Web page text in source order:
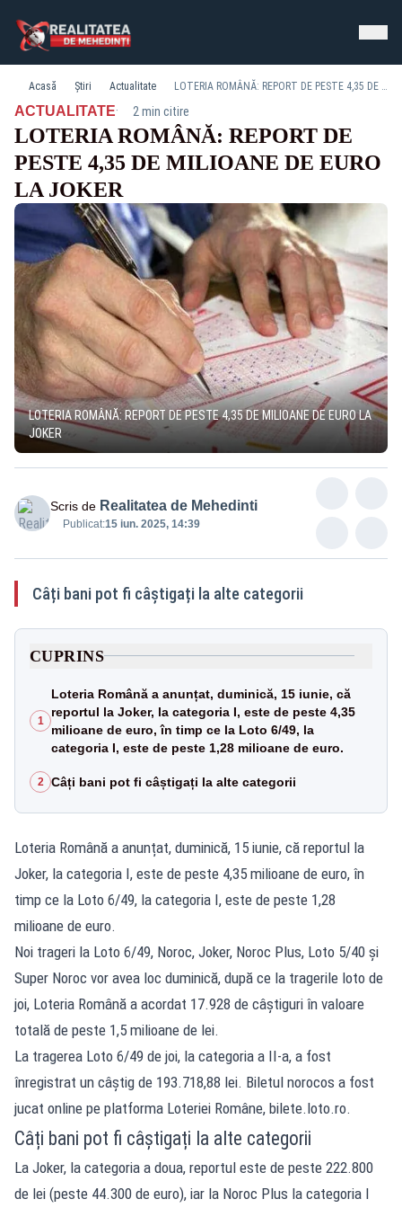
Acasă Știri Actualitate LOTERIA ROMÂNĂ: REPORT DE PESTE 4,35 DE MILIOANE DE EURO LA JOKER
ACTUALITATE· 2 min citire
LOTERIA ROMÂNĂ: REPORT DE
PESTE 4,35 DE MILIOANE DE EURO
LA JOKER
LOTERIA ROMÂNĂ: REPORT DE PESTE 4,35 DE MILIOANE DE EURO LA
JOKER
Scris de Realitatea de Mehedinti
Publicat:15 iun. 2025, 14:39
Câți bani pot fi câștigați la alte categorii
CUPRINS
1
Loteria Română a anunțat, duminică, 15 iunie, că
reportul la Joker, la categoria I, este de peste 4,35
milioane de euro, în timp ce la Loto 6/49, la
categoria I, este de peste 1,28 milioane de euro.
2 Câți bani pot fi câștigați la alte categorii
Loteria Română a anunțat, duminică, 15 iunie, că reportul la
Joker, la categoria I, este de peste 4,35 milioane de euro, în
timp ce la Loto 6/49, la categoria I, este de peste 1,28
milioane de euro.
Noi trageri la Loto 6/49, Noroc, Joker, Noroc Plus, Loto 5/40 şi
Super Noroc vor avea loc duminică, după ce la tragerile loto de
joi, Loteria Română a acordat 17.928 de câştiguri în valoare
totală de peste 1,5 milioane de lei.
La tragerea Loto 6/49 de joi, la categoria a II-a, a fost
înregistrat un câştig de 193.718,88 lei. Biletul norocos a fost
jucat online pe platforma Loteriei Române, bilete.loto.ro.
Câți bani pot fi câștigați la alte categorii
La Joker, la categoria a doua, reportul este de peste 222.800
de lei (peste 44.300 de euro), iar la Noroc Plus la categoria I